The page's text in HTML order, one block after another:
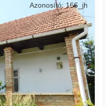
Azonosító: 166_jh